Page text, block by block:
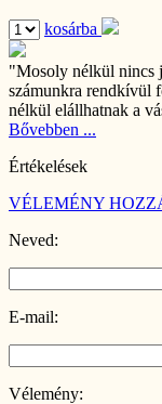
kosárba
"Mosoly nélkül nincs
számunkra rendkívül
nélkül elállhatnak a
Bővebben ...
Értékelések
VÉLEMÉNY
Neved:
E-mail:
Vélemény: